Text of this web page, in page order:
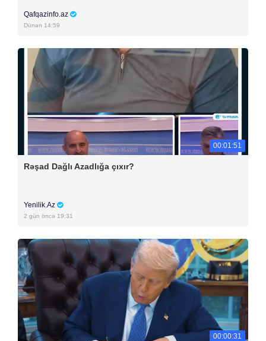
Qafqazinfo.az
Dünən 14:59
00:01:51
Rəşad Dağlı Azadlığa çıxır?
Yenilik.Az
2 gün öncə 19:31
00:00:31